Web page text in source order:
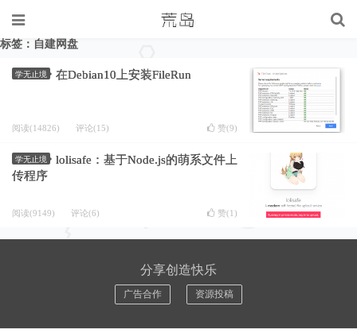
标签：自建网盘
学无止境 在Debian10上安装FileRun
阅读(14826) 评论(15) 赞(9)
学无止境
lolisafe：基于Node.js的萌系文件上
传程序
阅读(9149) 评论(6) 赞(1 )
分享创造快乐
广告合作 资源投稿